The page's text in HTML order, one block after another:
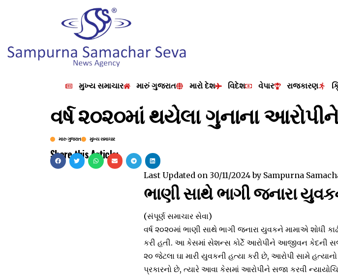
મુખ્ય સમાચાર મારું ગુજરાત મારો દેશ વિદેશ વેપાર રાજકારણ
વર્ષ ૨૦૨૦માં થયેલા ગુનાના
મારુ ગુજરાત મુખ્ય સમાચાર
Share this Article:
Last Updated on 30/11/2024by Sampurna
ભાણી સાથે ભાગી જનારા
(સંપૂર્ણ સમાચાર સેવા)
વર્ષ ૨૦૨૦માં ભાણી સાથે ભાગી જનારા યુવકને મામાએ શોધી
કરી હતી. આ કેસમાં સેશન્સ કોર્ટે આરોપીને આજીવન કેદની
૨૦ જેટલા ઘા મારી યુવકની હત્યા કરી છે, આરોપી સામે
પ્રકારનો છે, ત્યારે આવા કેસમાં આરોપીને સજા કરવી